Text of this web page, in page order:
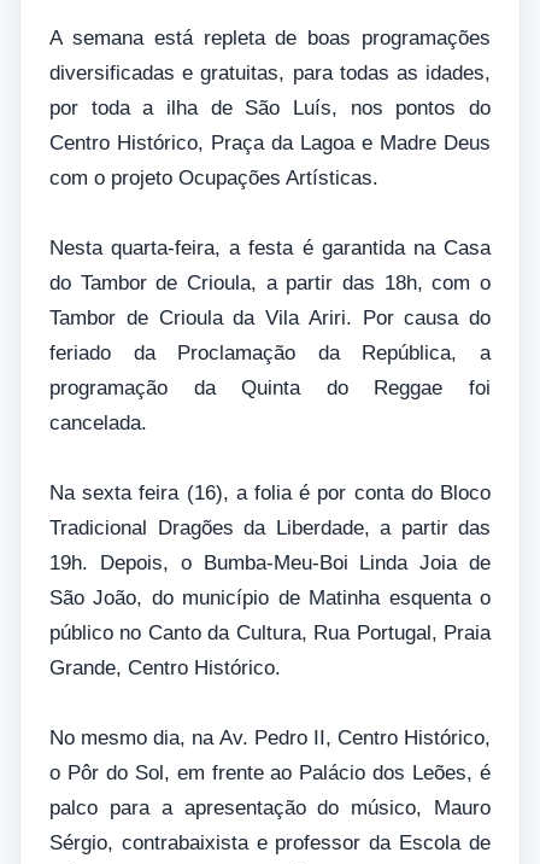
A semana está repleta de boas programações
diversificadas e gratuitas, para todas as idades,
por toda a ilha de São Luís, nos pontos do
Centro Histórico, Praça da Lagoa e Madre Deus
com o projeto Ocupações Artísticas.
Nesta quarta-feira, a festa é garantida na Casa
do Tambor de Crioula, a partir das 18h, com o
Tambor de Crioula da Vila Ariri. Por causa do
feriado da Proclamação da República, a
programação da Quinta do Reggae foi
cancelada.
Na sexta feira (16), a folia é por conta do Bloco
Tradicional Dragões da Liberdade, a partir das
19h. Depois, o Bumba-Meu-Boi Linda Joia de
São João, do município de Matinha esquenta o
público no Canto da Cultura, Rua Portugal, Praia
Grande, Centro Histórico.
No mesmo dia, na Av. Pedro II, Centro Histórico,
o Pôr do Sol, em frente ao Palácio dos Leões, é
palco para a apresentação do músico, Mauro
Sérgio, contrabaixista e professor da Escola de